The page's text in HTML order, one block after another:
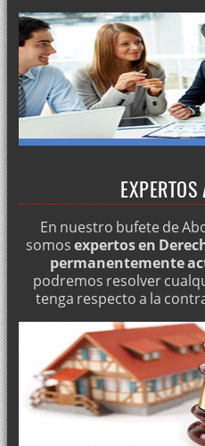
EXPERTOS
En nuestro bufete de
somosexpertos en
permanentemente
podremos resolver
tenga respecto a la